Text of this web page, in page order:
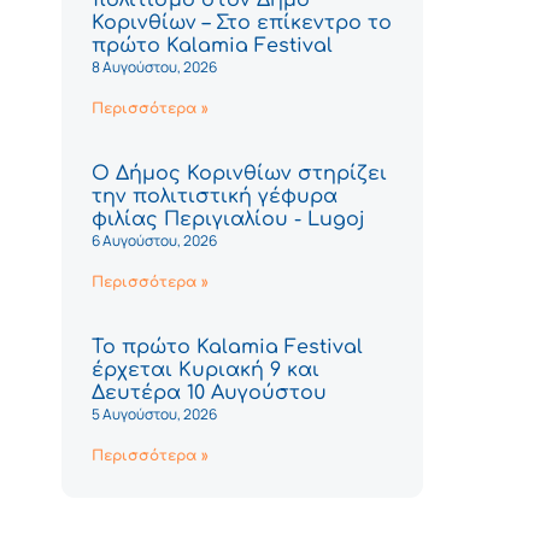
Κορινθίων – Στο επίκεντρο το
πρώτο Kalamia Festival
8 Αυγούστου, 2026
Περισσότερα »
Ο Δήμος Κορινθίων στηρίζει
την πολιτιστική γέφυρα
φιλίας Περιγιαλίου - Lugoj
6 Αυγούστου, 2026
Περισσότερα »
Το πρώτο Kalamia Festival
έρχεται Κυριακή 9 και
Δευτέρα 10 Αυγούστου
5 Αυγούστου, 2026
Περισσότερα »